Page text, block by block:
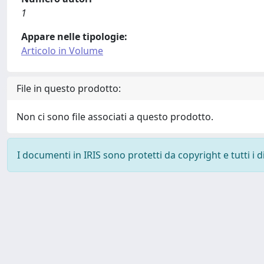
1
Appare nelle tipologie:
Articolo in Volume
File in questo prodotto:
Non ci sono file associati a questo prodotto.
I documenti in IRIS sono protetti da copyright e tutti i